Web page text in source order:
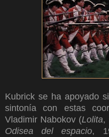
Kubrick se ha apoyado
sintonía con estas
Vladimir Nabokov (Lolita,
Odisea del espacio,